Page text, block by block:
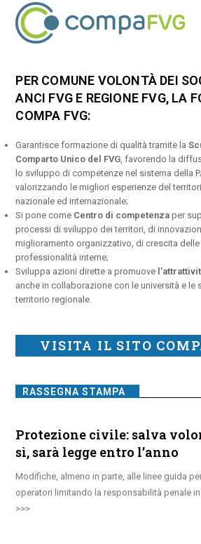
PER COMUNE VOLONTÀ DEI
ANCI FVG E REGIONE FVG, LA
COMPA FVG:
Garantisce formazione di qualità tramite la
Comparto Unico del FVG , favorendo la
lo sviluppo di competenze nel sistema della
valorizzando le migliori esperienze del
nazionale ed internazionale;
Si pone come Centro di competenza per
processi di sviluppo dei territori, di
miglioramento organizzativo, di crescita
professionalità interne;
Sviluppa azioni dirette a promuove
anche in collaborazione con le università e le
territorio regionale.
VISITA IL SITO
RASSEGNA STAMPA
Protezione civile: salva
sì, sarà legge entro l’anno
Modifiche, almeno in parte, alle linee guida
operatori limitando la responsabilità penale